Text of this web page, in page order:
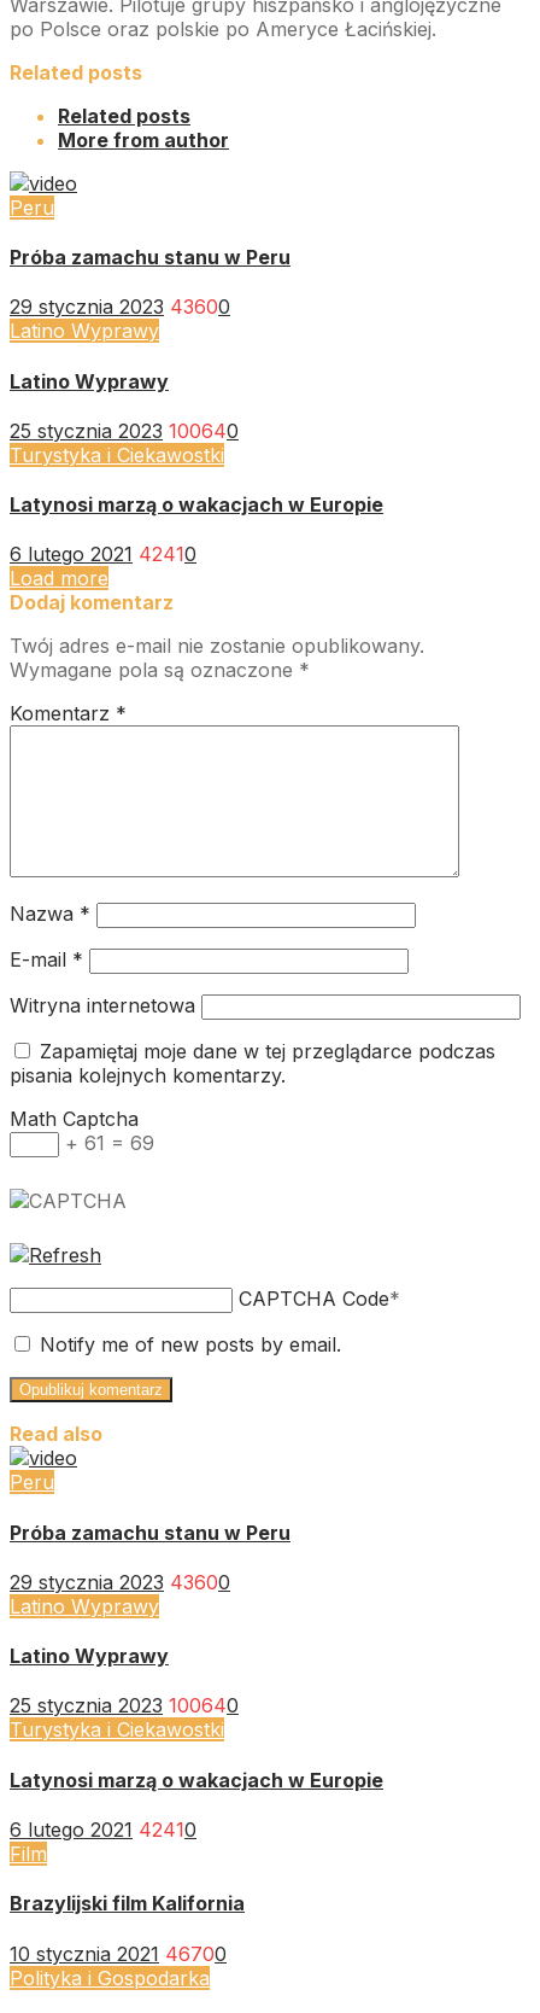
po Polsce oraz polskie po Ameryce Łacińskiej.
Related posts
Related posts
More from author
Peru
Próba zamachu stanu w Peru
29 stycznia 2023 43600
Latino Wyprawy
Latino Wyprawy
25 stycznia 2023 100640
Turystyka i Ciekawostki
Latynosi marzą o wakacjach w Europie
6 lutego 2021 42410
Load more
Dodaj komentarz
Twój adres e-mail nie zostanie opublikowany.
Wymagane pola są oznaczone *
Komentarz *
Nazwa *
E-mail *
Witryna internetowa
Zapamiętaj moje dane w tej przeglądarce podczas
pisania kolejnych komentarzy.
Math Captcha
+ 61 = 69
CAPTCHA Code*
Notify me of new posts by email.
Read also
Peru
Próba zamachu stanu w Peru
29 stycznia 2023 43600
Latino Wyprawy
Latino Wyprawy
25 stycznia 2023 100640
Turystyka i Ciekawostki
Latynosi marzą o wakacjach w Europie
6 lutego 2021 42410
Film
Brazylijski film Kalifornia
10 stycznia 2021 46700
Polityka i Gospodarka